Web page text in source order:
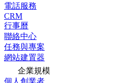
電話服務
CRM
行事曆
聯絡中心
任務與專案
網站建置器
企業規模
個人創業者